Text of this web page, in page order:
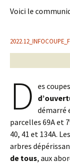
Voici le
D es
démarré
parcelles 69A et
40, 41 et 134A.
arbres
de tous, aux